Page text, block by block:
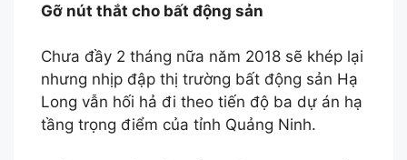
Gỡ nút thắt cho bất động sản
Chưa đầy 2 tháng nữa năm 2018 sẽ khép lại
nhưng nhịp đập thị trường bất động sản Hạ
Long vẫn hối hả đi theo tiến độ ba dự án hạ
tầng trọng điểm của tỉnh Quảng Ninh.